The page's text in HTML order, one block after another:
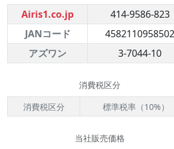
Airis1.co.jp
414-9586-823
JANコード
4582110958502
アズワン
3-7044-10
消費税区分
消費税区分
標準税率（10%）
当社販売価格